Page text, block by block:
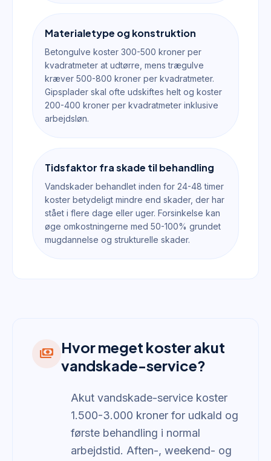
Materialetype og konstruktion
Betongulve koster 300-500 kroner per
kvadratmeter at udtørre, mens trægulve
kræver 500-800 kroner per kvadratmeter.
Gipsplader skal ofte udskiftes helt og koster
200-400 kroner per kvadratmeter inklusive
arbejdsløn.
Tidsfaktor fra skade til behandling
Vandskader behandlet inden for 24-48 timer
koster betydeligt mindre end skader, der har
stået i flere dage eller uger. Forsinkelse kan
øge omkostningerne med 50-100% grundet
mugdannelse og strukturelle skader.
payments Hvor meget koster akut
vandskade-service?
Akut vandskade-service koster
1.500-3.000 kroner for udkald og
første behandling i normal
arbejdstid. Aften-, weekend- og